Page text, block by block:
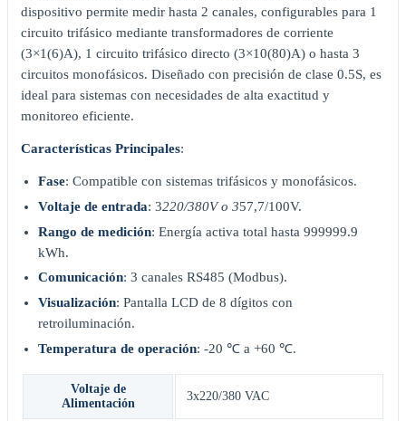
dispositivo permite medir hasta 2 canales, configurables para 1
circuito trifásico mediante transformadores de corriente
(3×1(6)A), 1 circuito trifásico directo (3×10(80)A) o hasta 3
circuitos monofásicos. Diseñado con precisión de clase 0.5S, es
ideal para sistemas con necesidades de alta exactitud y
monitoreo eficiente.
Características Principales:
Fase: Compatible con sistemas trifásicos y monofásicos.
Voltaje de entrada: 3220/380V o 357,7/100V.
Rango de medición: Energía activa total hasta 999999.9
kWh.
Comunicación: 3 canales RS485 (Modbus).
Visualización: Pantalla LCD de 8 dígitos con
retroiluminación.
Temperatura de operación: -20 ℃ a +60 ℃.
Voltaje de
Alimentación
3x220/380 VAC